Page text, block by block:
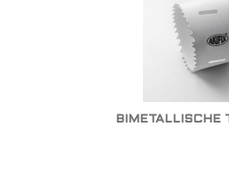
BIMETALLISCHE